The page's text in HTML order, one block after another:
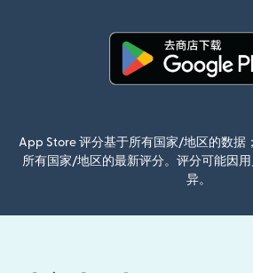
App Store 评分基于所有国家/地区的数据
所有国家/地区的最新评分。评分可能因
异。